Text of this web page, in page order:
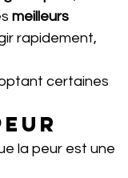
meilleurs
rapidement,
certaines
la peur est une